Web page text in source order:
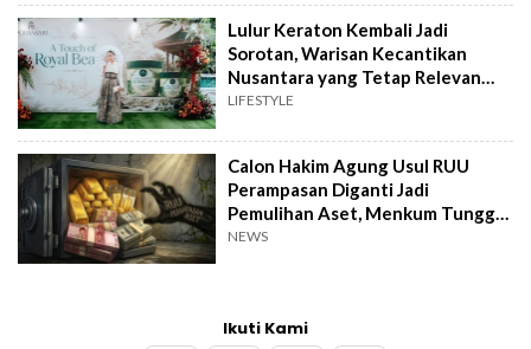
Lulur Keraton Kembali Jadi
Sorotan, Warisan Kecantikan
Nusantara yang Tetap Relevan
hingga Kini
LIFESTYLE
Calon Hakim Agung Usul RUU
Perampasan Diganti Jadi
Pemulihan Aset, Menkum Tunggu
Langkah DPR
NEWS
Ikuti Kami